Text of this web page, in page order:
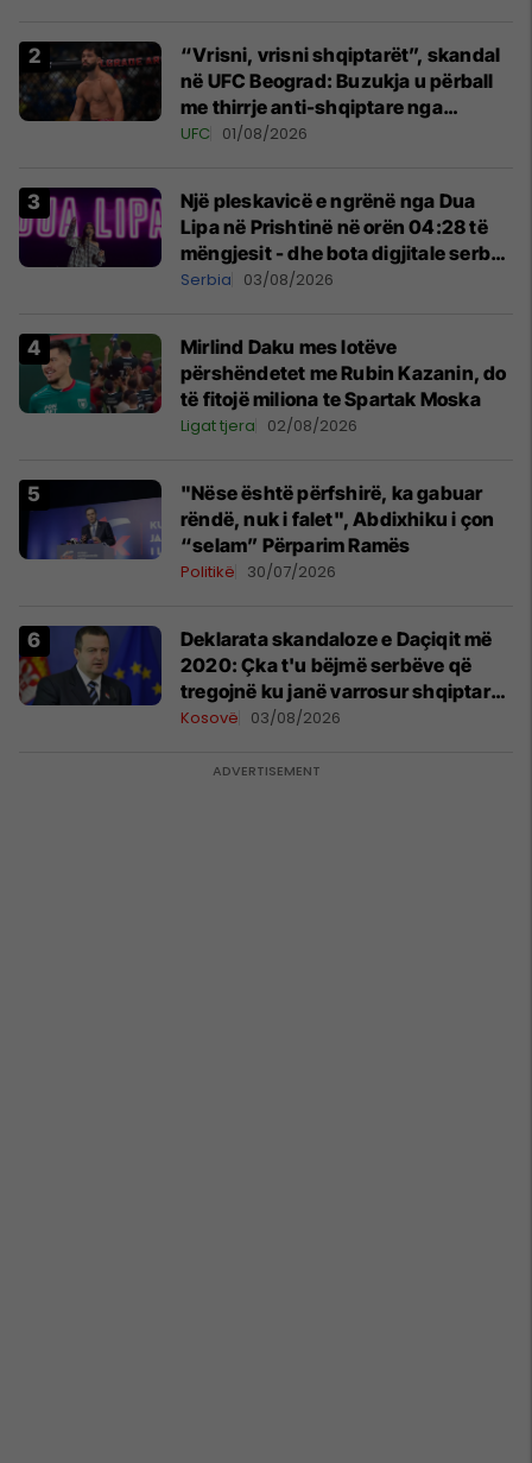
“Vrisni, vrisni shqiptarët”, skandal
në UFC Beograd: Buzukja u përball
me thirrje anti-shqiptare nga
tribunat
UFC 01/08/2026
Një pleskavicë e ngrënë nga Dua
Lipa në Prishtinë në orën 04:28 të
mëngjesit - dhe bota digjitale serbe
shpall gjendjen e luftës
Serbia 03/08/2026
Mirlind Daku mes lotëve
përshëndetet me Rubin Kazanin, do
të fitojë miliona te Spartak Moska
Ligat tjera 02/08/2026
"Nëse është përfshirë, ka gabuar
rëndë, nuk i falet", Abdixhiku i çon
“selam” Përparim Ramës
Politikë 30/07/2026
​Deklarata skandaloze e Daçiqit më
2020: Çka t'u bëjmë serbëve që
tregojnë ku janë varrosur shqiptarët
në Serbi
Kosovë 03/08/2026